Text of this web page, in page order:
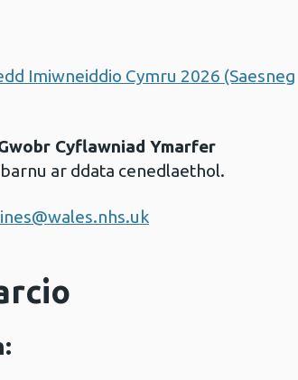
Imiwneiddio Cymru 2026 (Saesneg
Cyflawniad Ymarfer
ar ddata cenedlaethol.